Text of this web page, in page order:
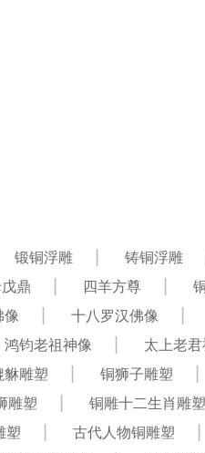
锻铜浮雕 铸铜浮雕
鼎 四羊方尊
像 十八罗汉佛像
鸿钧老祖神像 太上老君
貅雕塑 铜狮子雕塑
雕塑 铜雕十二生肖雕塑
塑 古代人物铜雕塑